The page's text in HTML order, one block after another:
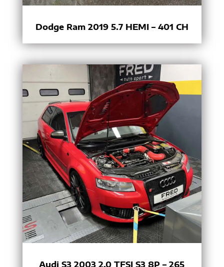
Dodge Ram 2019 5.7 HEMI – 401 CH
Audi S3 2003 2.0 TFSI S3 8P – 265